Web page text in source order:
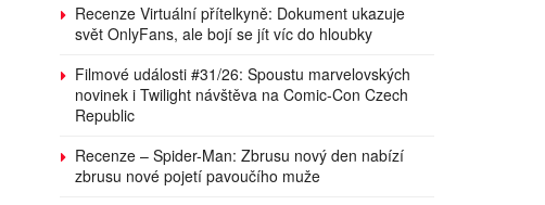
Recenze Virtuální přítelkyně: Dokument ukazuje
svět OnlyFans, ale bojí se jít víc do hloubky
Filmové události #31/26: Spoustu marvelovských
novinek i Twilight návštěva na Comic-Con Czech
Republic
Recenze – Spider-Man: Zbrusu nový den nabízí
zbrusu nové pojetí pavoučího muže